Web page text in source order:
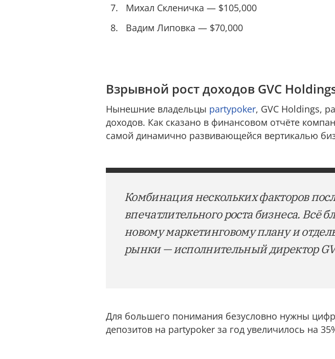
Михал Скленичка — $105,000
Вадим Липовка — $70,000
Взрывной рост доходов GVC
Нынешние владельцы partypoker, GVC Holdings,
доходов. Как сказано в финансовом отчёте
самой динамично развивающейся вертикалью
Комбинация нескольких факторов
впечатлительного роста бизнеса. Всё
новому маркетинговому плану и
рынки — исполнительный директор
Для большего понимания безусловно нужны
депозитов на partypoker за год увеличилось на